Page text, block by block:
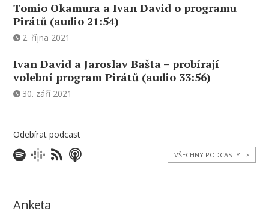
Tomio Okamura a Ivan David o programu
Pirátů (audio 21:54)
2. října 2021
Ivan David a Jaroslav Bašta – probírají
volební program Pirátů (audio 33:56)
30. září 2021
Odebírat podcast
VŠECHNY PODCASTY >
Anketa